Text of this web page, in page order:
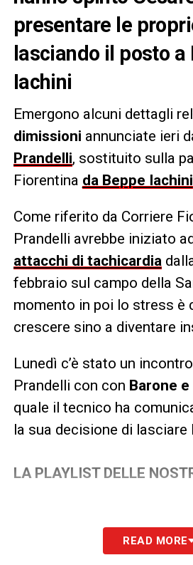
presentare le
lasciando il posto a
Iachini
Emergono alcuni dettagli
dimissioni annunciate ieri
Prandelli, sostituito sulla
Fiorentina da Beppe Iachini
Come riferito da Corriere
Prandelli avrebbe iniziato
attacchi di tachicardia
febbraio sul campo della
momento in poi lo stress è
crescere sino a diventare
Lunedì c’è stato un
Prandelli con con Barone
quale il tecnico ha
la sua decisione di lasciare
LA PLAYLIST DELLE
READ MORE